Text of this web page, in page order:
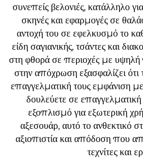
συνεπείς βελονιές, κατάλληλο
σκηνές και εφαρμογές σε
αντοχή του σε εφελκυσμό το
είδη σαγιανικής, τσάντες και
στη φθορά σε περιοχές με
στην απόχρωση εξασφαλίζει ότι
επαγγελματική τους εμφάνιση
δουλεύετε σε
εξοπλισμό για εξωτερική
αξεσουάρ, αυτό το ανθεκτικό
αξιοπιστία και απόδοση που
τεχνίτες και